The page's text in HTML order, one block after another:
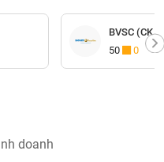
BVSC (CK
50
0
doanh